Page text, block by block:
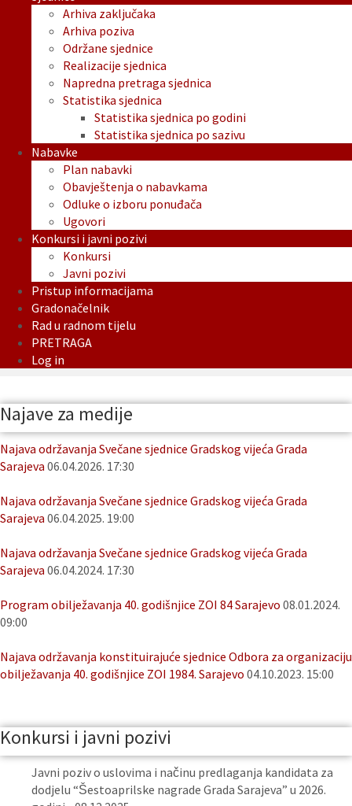
Arhiva zaključaka
Arhiva poziva
Održane sjednice
Realizacije sjednica
Napredna pretraga sjednica
Statistika sjednica
Statistika sjednica po godini
Statistika sjednica po sazivu
Nabavke
Plan nabavki
Obavještenja o nabavkama
Odluke o izboru ponuđača
Ugovori
Konkursi i javni pozivi
Konkursi
Javni pozivi
Pristup informacijama
Gradonačelnik
Rad u radnom tijelu
PRETRAGA
Log in
Najave za medije
Najava održavanja Svečane sjednice Gradskog vijeća Grada
Sarajeva 06.04.2026. 17:30
Najava održavanja Svečane sjednice Gradskog vijeća Grada
Sarajeva 06.04.2025. 19:00
Najava održavanja Svečane sjednice Gradskog vijeća Grada
Sarajeva 06.04.2024. 17:30
Program obilježavanja 40. godišnjice ZOI 84 Sarajevo 08.01.2024.
09:00
Najava održavanja konstituirajuće sjednice Odbora za organizaciju
obilježavanja 40. godišnjice ZOI 1984. Sarajevo 04.10.2023. 15:00
Konkursi i javni pozivi
Javni poziv o uslovima i načinu predlaganja kandidata za
dodjelu “Šestoaprilske nagrade Grada Sarajeva” u 2026.